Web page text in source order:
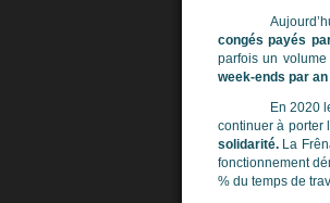
congés payés
parfois un
week-ends par an
En 2020
continuer à porter
solidarité. La
fonctionnement
% du temps de